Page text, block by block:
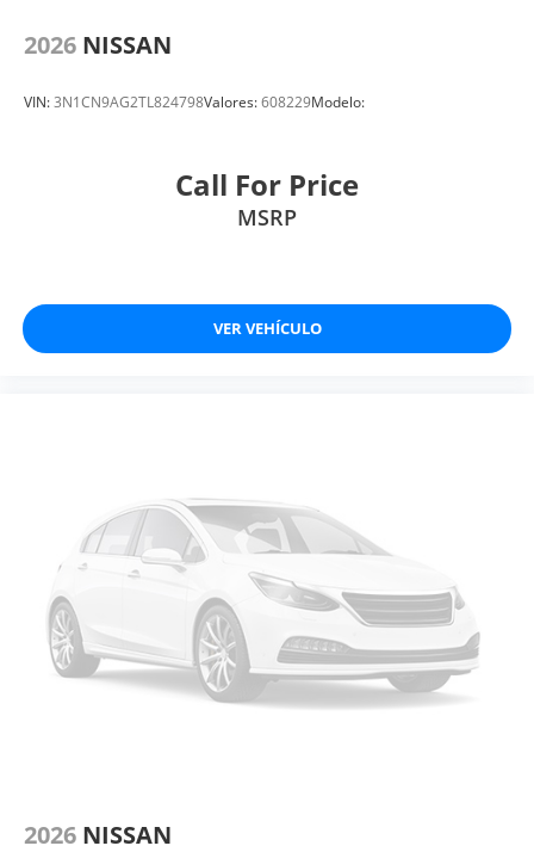
2026 NISSAN
VIN:3N1CN9AG2TL824798Valores:608229Modelo:
Call For Price
MSRP
VER VEHÍCULO
2026 NISSAN